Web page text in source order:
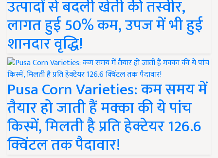
उत्पादों से बदली खेती की तस्वीर,
लागत हुई 50% कम, उपज में भी हुई
शानदार वृद्धि!
Pusa Corn Varieties: कम समय में
तैयार हो जाती हैं मक्का की ये पांच
किस्में, मिलती है प्रति हेक्टेयर 126.6
क्विंटल तक पैदावार!